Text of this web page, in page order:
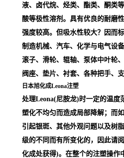
液、卤代烷、烃类、酯类、酮类
酸等极性溶剂。具有优良的耐磨
强度较高。但吸水性较大？因而
制造机械、汽车、化学与电气设
滚子、滑轮、辊轴、泵体中叶轮
阀座、垫片、衬套、各种把手、
日本旭化成Leona注塑
处理Leona(尼胺龙)时一定的温度
塑化不均匀而造成局部降解；而
引起银斑、其他外观问题以及树
级的不同而有所变化的，因此请
化成处获得)。在整个的注塑操作